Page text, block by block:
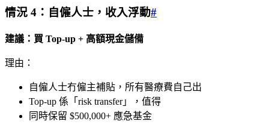
情況 4：自僱人士，收入浮動#
建議：買 Top-up + 高額現金儲備
理由：
自僱人士冇僱主補貼，所有醫療費自己出
Top-up 係「risk transfer」，值得
同時保留 $500,000+ 應急基金